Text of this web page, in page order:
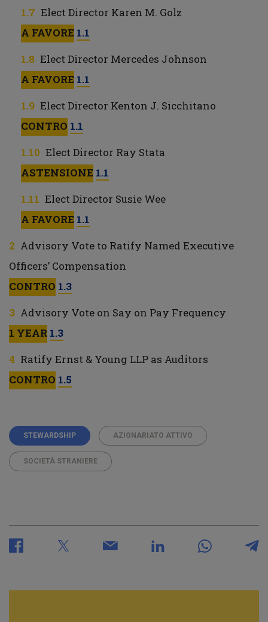
Elect Director Karen M. Golz
A FAVORE 1.1
Elect Director Mercedes Johnson
A FAVORE 1.1
Elect Director Kenton J. Sicchitano
CONTRO 1.1
Elect Director Ray Stata
ASTENSIONE 1.1
Elect Director Susie Wee
A FAVORE 1.1
Advisory Vote to Ratify Named Executive
Officers’ Compensation
CONTRO 1.3
Advisory Vote on Say on Pay Frequency
1 YEAR 1.3
Ratify Ernst & Young LLP as Auditors
CONTRO 1.5
STEWARDSHIP AZIONARIATO ATTIVO
SOCIETÀ STRANIERE